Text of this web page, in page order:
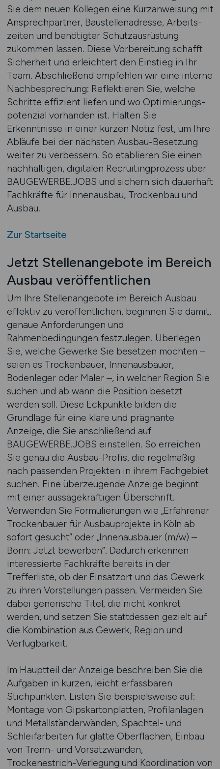
Sie dem neuen Kollegen eine Kurzanweisung mit
Ansprechpartner, Baustellenadresse, Arbeits­
zeiten und benötigter Schutzausrüstung
zukommen lassen. Diese Vorbereitung schafft
Sicherheit und erleichtert den Einstieg in Ihr
Team. Abschließend empfehlen wir eine interne
Nachbesprechung: Reflektieren Sie, welche
Schritte effizient liefen und wo Optimierungs­
potenzial vorhanden ist. Halten Sie
Erkenntnisse in einer kurzen Notiz fest, um Ihre
Abläufe bei der nächsten Ausbau-Besetzung
weiter zu verbessern. So etablieren Sie einen
nachhaltigen, digitalen Recruiting­prozess über
BAUGEWERBE.JOBS und sichern sich dauerhaft
Fachkräfte für Innenausbau, Trockenbau und
Ausbau.
Zur Startseite
Jetzt Stellenangebote im Bereich
Ausbau veröffentlichen
Um Ihre Stellenangebote im Bereich Ausbau
effektiv zu veröffentlichen, beginnen Sie damit,
genaue Anforderungen und
Rahmenbedingungen festzulegen. Überlegen
Sie, welche Gewerke Sie besetzen möchten –
seien es Trockenbauer, Innenausbauer,
Bodenleger oder Maler –, in welcher Region Sie
suchen und ab wann die Position besetzt
werden soll. Diese Eckpunkte bilden die
Grundlage für eine klare und prägnante
Anzeige, die Sie anschließend auf
BAUGEWERBE.JOBS einstellen. So erreichen
Sie genau die Ausbau-Profis, die regelmäßig
nach passenden Projekten in ihrem Fachgebiet
suchen. Eine überzeugende Anzeige beginnt
mit einer aussagekräftigen Überschrift.
Verwenden Sie Formulierungen wie „Erfahrener
Trockenbauer für Ausbauprojekte in Köln ab
sofort gesucht“ oder „Innenausbauer (m/w) –
Bonn: Jetzt bewerben“. Dadurch erkennen
interessierte Fachkräfte bereits in der
Trefferliste, ob der Einsatzort und das Gewerk
zu ihren Vorstellungen passen. Vermeiden Sie
dabei generische Titel, die nicht konkret
werden, und setzen Sie stattdessen gezielt auf
die Kombination aus Gewerk, Region und
Verfügbarkeit.
Im Hauptteil der Anzeige beschreiben Sie die
Aufgaben in kurzen, leicht erfassbaren
Stichpunkten. Listen Sie beispielsweise auf:
Montage von Gipskartonplatten, Profil­anlagen
und Metallständerwänden, Spachtel- und
Schleifarbeiten für glatte Oberflächen, Einbau
von Trenn- und Vorsatzwänden,
Trockenestrich-Verlegung und Koordination von